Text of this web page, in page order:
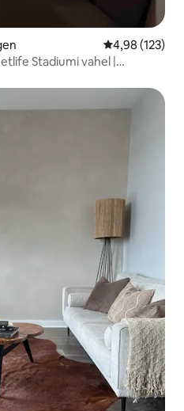
Keskmine
4,98 (123)
Stadiumi vahel |